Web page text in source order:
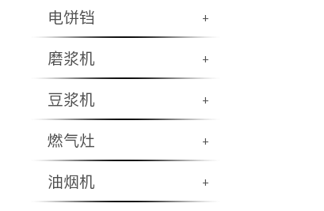
电饼铛 +
磨浆机 +
豆浆机 +
燃气灶 +
油烟机 +